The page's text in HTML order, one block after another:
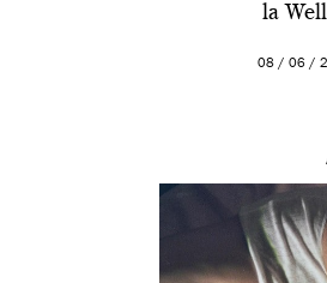
la
08 / 06 /